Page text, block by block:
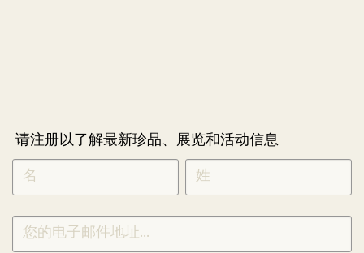
请注册以了解最新珍品、展览和活动信息
NEWLETTER
SIGNUP
CHINESE
*